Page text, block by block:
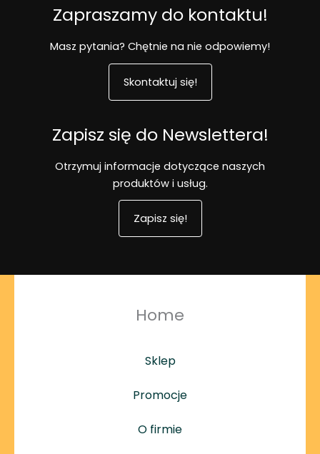
Zapraszamy do kontaktu!
Masz pytania? Chętnie na nie odpowiemy!
Skontaktuj się!
Zapisz się do Newslettera!
Otrzymuj informacje dotyczące naszych
produktów i usług.
Zapisz się!
Home
Sklep
Promocje
O firmie